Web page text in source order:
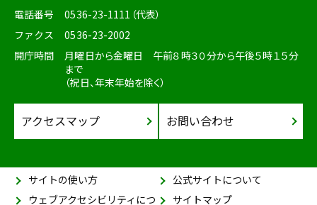
電話番号
0536-23-1111（代表）
ファクス
0536-23-2002
開庁時間
月曜日から金曜日 午前８時３０分から午後５時１５分
まで
（祝日、年末年始を除く）
アクセスマップ お問い合わせ
サイトの使い方
公式サイトについて
ウェブアクセシビリティにつ
サイトマップ